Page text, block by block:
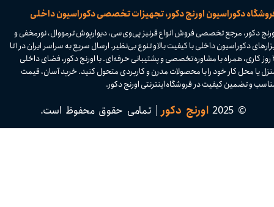
دکوراسیون اورنج دکور، تجهیزات تخصصی دکوراسیون داخلی
دکور، مرجع تخصصی فروش انواع قرنیز پی‌وی‌سی، دیوارپوش ترمووال، نورمخفی و
ابزارهای دکوراسیون داخلی با کیفیت بالا و تنوع بی‌نظیر. ارسال سریع به سراسر ایران در ۱ تا
۴ روز کاری، همراه با مشاوره تخصصی و پشتیبانی حرفه‌ای. با اورنج دکور، فضای داخلی
یا محل کار خود را با محصولات مدرن و کاربردی متحول کنید. خرید آسان، قیمت
و تضمین کیفیت در فروشگاه اینترنتی اورنج دکور.​​​​​​​
© 2025 اورنج دکور| تمامی حقوق محفوظ است.​​​​​​​